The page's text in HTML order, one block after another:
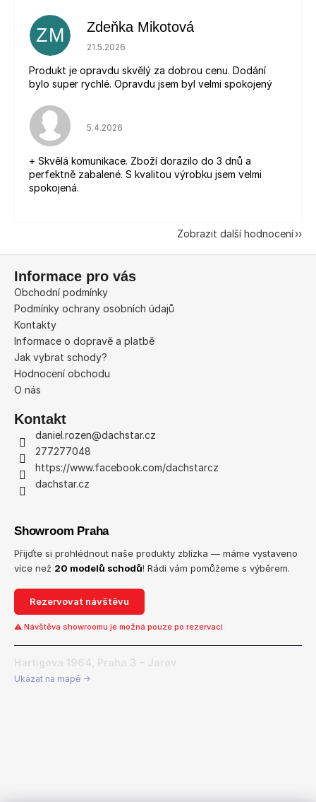
ZM Zdeňka Mikotová
Hodnocení obchodu je 5 z 5 hvězdiček.
21.5.2026
Produkt je opravdu skvělý za dobrou cenu. Dodání
bylo super rychlé. Opravdu jsem byl velmi spokojený
Hodnocení obchodu je 5 z 5 hvězdiček.
5.4.2026
+ Skvělá komunikace. Zboží dorazilo do 3 dnů a
perfektně zabalené. S kvalitou výrobku jsem velmi
spokojená.
Zobrazit další hodnocení
Informace pro vás
Obchodní podmínky
Podmínky ochrany osobních údajů
Kontakty
Informace o dopravě a platbě
Jak vybrat schody?
Hodnocení obchodu
O nás
Kontakt
daniel.rozen@dachstar.cz
277277048
https://www.facebook.com/dachstarcz
dachstar.cz
Showroom Praha
Přijďte si prohlédnout naše produkty zblízka — máme vystaveno
více než 20 modelů schodů! Rádi vám pomůžeme s výběrem.
Rezervovat návštěvu
⚠ Návštěva showroomu je možná pouze po rezervaci.
Hartigova 1964, Praha 3 – Jarov
Ukázat na mapě →